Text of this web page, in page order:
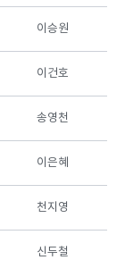
이승원
이건호
송영천
이은혜
천지영
신두철